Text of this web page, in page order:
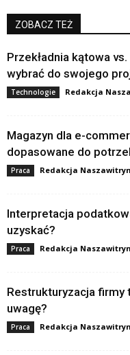
ZOBACZ TEŻ
Przekładnia kątowa
wybrać do swojego
Technologie Redakcja
Magazyn dla e-
dopasowane do
Praca Redakcja
Interpretacja
uzyskać?
Praca Redakcja
Restrukturyzacja
uwagę?
Praca Redakcja